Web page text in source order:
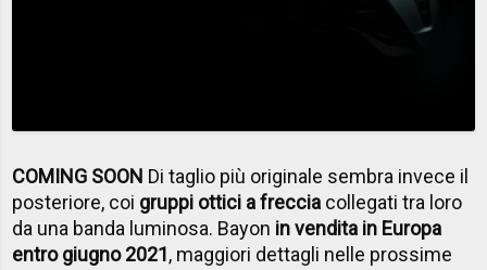
COMING SOON Di taglio più originale sembra invece il
posteriore, coi gruppi ottici a freccia collegati tra loro
da una banda luminosa. Bayon in vendita in Europa
entro giugno 2021, maggiori dettagli nelle prossime